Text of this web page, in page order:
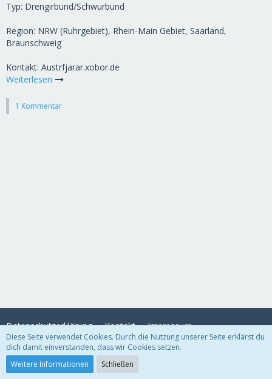
Typ: Drengirbund/Schwurbund
Region: NRW (Ruhrgebiet), Rhein-Main Gebiet, Saarland,
Braunschweig
Kontakt: Austrfjarar.xobor.de
Weiterlesen
1 Kommentar
Datenschutzerklärung Kontakt Impressum
Community-Software:
Diese Seite verwendet Cookies. Durch die Nutzung unserer Seite erklärst du
dich damit einverstanden, dass wir Cookies setzen.
Weitere Informationen
Schließen